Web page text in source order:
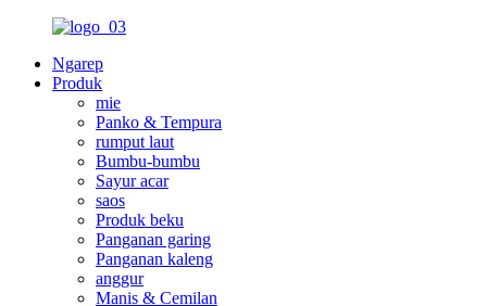
Ngarep
Produk
mie
Panko & Tempura
rumput laut
Bumbu-bumbu
Sayur acar
saos
Produk beku
Panganan garing
Panganan kaleng
anggur
Manis & Cemilan